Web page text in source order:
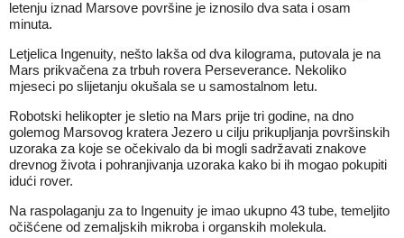
letenju iznad Marsove površine je iznosilo dva sata i osam
minuta.
Letjelica Ingenuity, nešto lakša od dva kilograma, putovala je na
Mars prikvačena za trbuh rovera Perseverance. Nekoliko
mjeseci po slijetanju okušala se u samostalnom letu.
Robotski helikopter je sletio na Mars prije tri godine, na dno
golemog Marsovog kratera Jezero u cilju prikupljanja površinskih
uzoraka za koje se očekivalo da bi mogli sadržavati znakove
drevnog života i pohranjivanja uzoraka kako bi ih mogao pokupiti
idući rover.
Na raspolaganju za to Ingenuity je imao ukupno 43 tube, temeljito
očišćene od zemaljskih mikroba i organskih molekula.